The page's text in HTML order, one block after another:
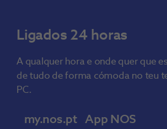
Ligados 24 horas
A qualquer hora e onde quer que
de tudo de forma cómoda no teu
PC.
my.nos.pt App NOS